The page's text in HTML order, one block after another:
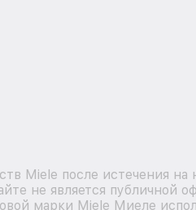
Miele после истечения
не является публичной
марки Miele Миеле